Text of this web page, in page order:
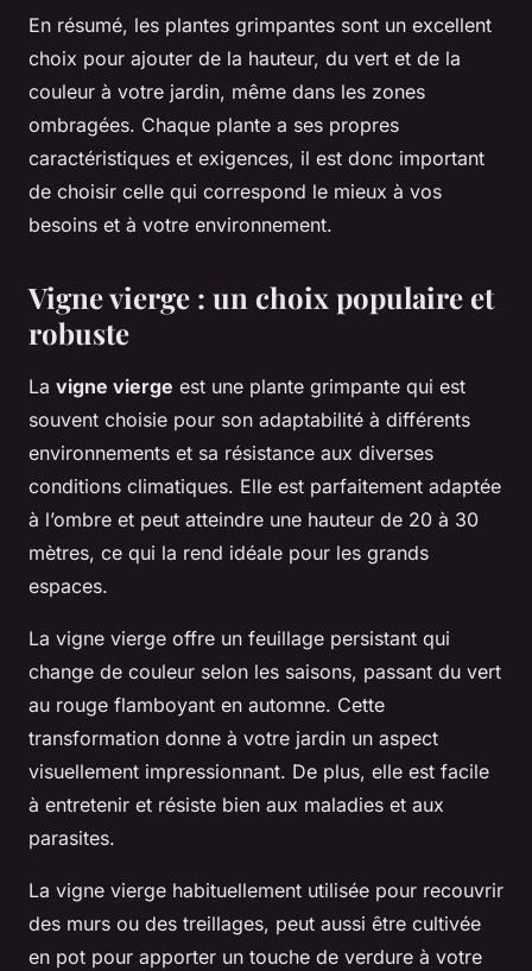
En résumé, les plantes grimpantes sont un excellent
choix pour ajouter de la hauteur, du vert et de la
couleur à votre jardin, même dans les zones
ombragées. Chaque plante a ses propres
caractéristiques et exigences, il est donc important
de choisir celle qui correspond le mieux à vos
besoins et à votre environnement.
Vigne vierge : un choix populaire et
robuste
La vigne vierge est une plante grimpante qui est
souvent choisie pour son adaptabilité à différents
environnements et sa résistance aux diverses
conditions climatiques. Elle est parfaitement adaptée
à l’ombre et peut atteindre une hauteur de 20 à 30
mètres, ce qui la rend idéale pour les grands
espaces.
La vigne vierge offre un feuillage persistant qui
change de couleur selon les saisons, passant du vert
au rouge flamboyant en automne. Cette
transformation donne à votre jardin un aspect
visuellement impressionnant. De plus, elle est facile
à entretenir et résiste bien aux maladies et aux
parasites.
La vigne vierge habituellement utilisée pour recouvrir
des murs ou des treillages, peut aussi être cultivée
en pot pour apporter un touche de verdure à votre